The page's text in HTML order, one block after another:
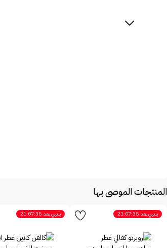
المنتجات الموصى بها
ينتهي بعد 21:07:35 ينتهي بعد 21:07:35